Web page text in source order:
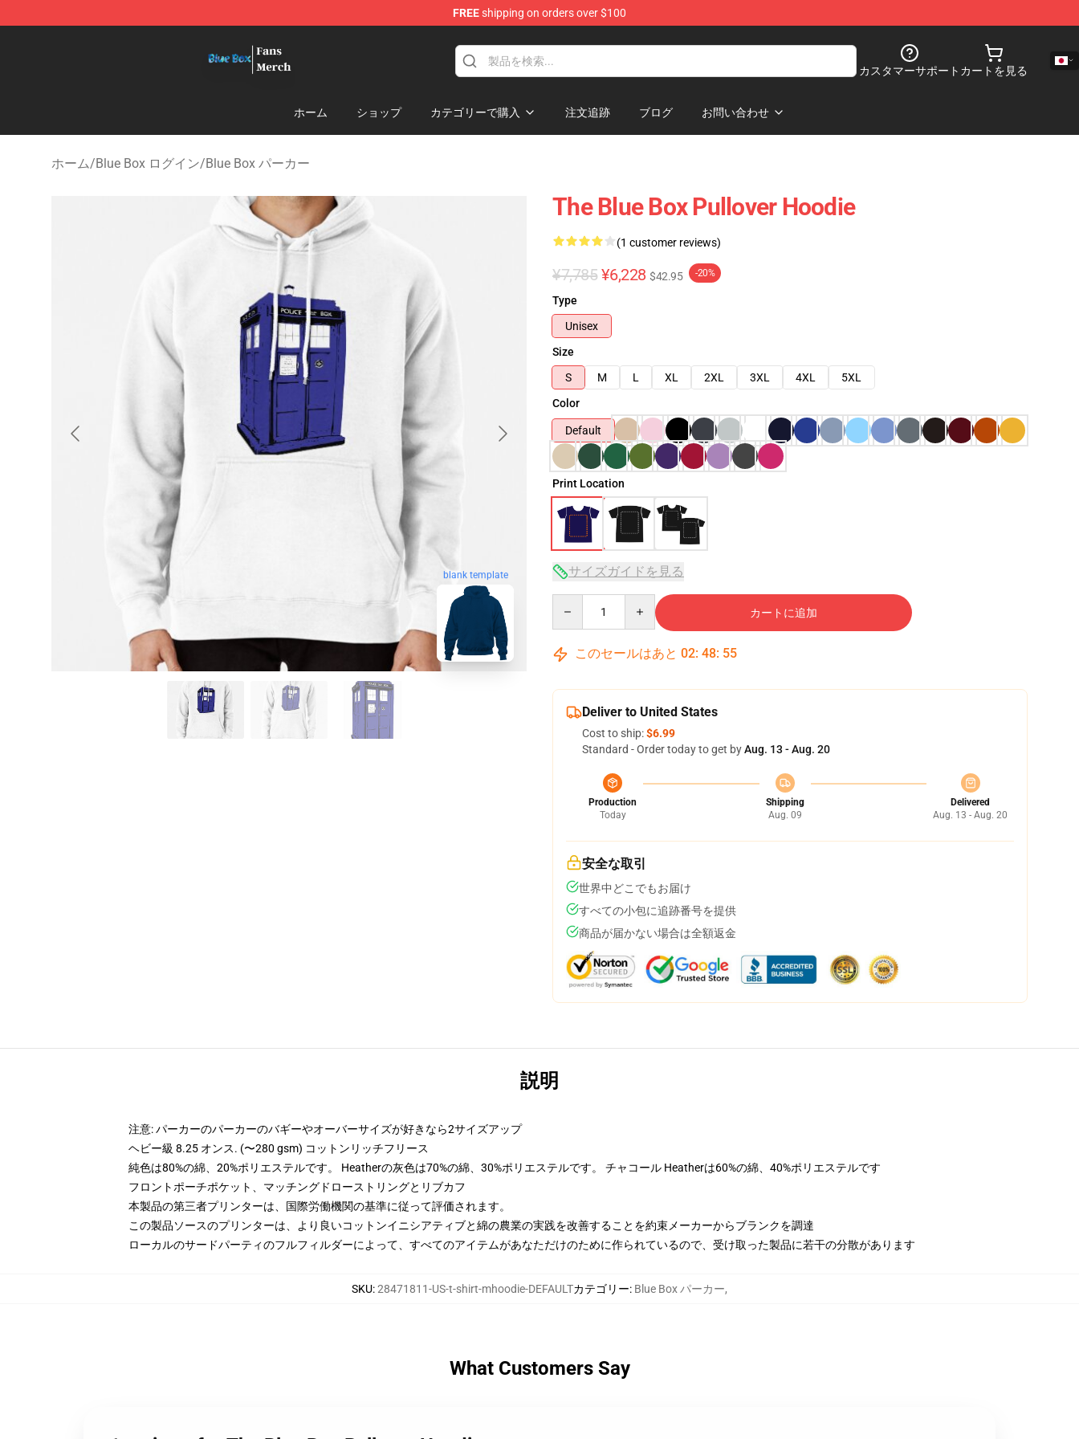
FREEshipping on orders over $100
カスタマーサポート カートを見る
ホーム ショップ カテゴリーで購入 注文追跡 ブログ お問い合わせ
ホーム/Blue Box ログイン/Blue Box パーカー
blank template
The Blue Box Pullover Hoodie
(1 customer reviews)
¥7,785 ¥6,228 $42.95 -20%
Type
Unisex
Size
S
M L XL 2XL 3XL 4XL
5XL
Color
Default
Print Location
サイズガイドを見る
カートに追加
このセールはあと 02: 48: 54
Deliver to United States
Cost to ship:$6.99
Standard - Order today to get byAug. 13 - Aug. 20
Production
Today
Shipping
Aug. 09
Delivered
Aug. 13 - Aug. 20
安全な取引
世界中どこでもお届け
すべての小包に追跡番号を提供
商品が届かない場合は全額返金
説明
注意: パーカーのパーカーのバギーやオーバーサイズが好きなら2サイズアップ
ヘビー級 8.25 オンス. (〜280 gsm) コットンリッチフリース
純色は80%の綿、20%ポリエステルです。 Heatherの灰色は70%の綿、30%ポリエステルです。 チャコール Heatherは60%の綿、40%ポリエステルです
フロントポーチポケット、マッチングドローストリングとリブカフ
本製品の第三者プリンターは、国際労働機関の基準に従って評価されます。
この製品ソースのプリンターは、より良いコットンイニシアティブと綿の農業の実践を改善することを約束メーカーからブランクを調達
ローカルのサードパーティのフルフィルダーによって、すべてのアイテムがあなただけのために作られているので、受け取った製品に若干の分散があります
SKU:28471811-US-t-shirt-mhoodie-DEFAULTカテゴリー: Blue Box パーカー,
What Customers Say